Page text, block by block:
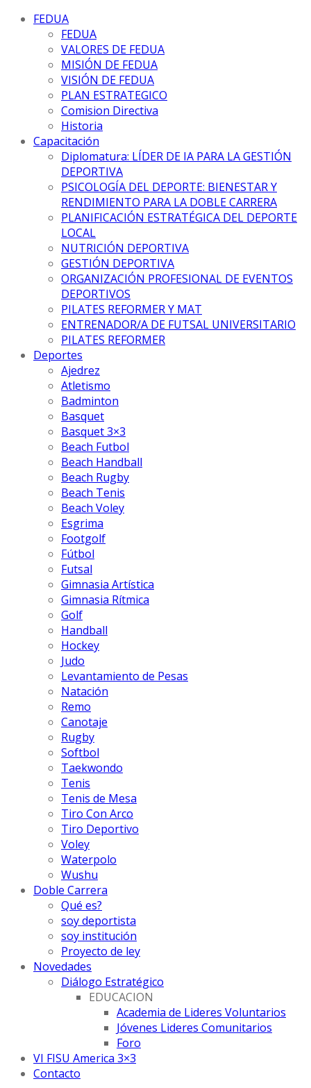
FEDUA
FEDUA
VALORES DE FEDUA
MISIÓN DE FEDUA
VISIÓN DE FEDUA
PLAN ESTRATEGICO
Comision Directiva
Historia
Capacitación
Diplomatura: LÍDER DE IA PARA LA GESTIÓN
DEPORTIVA
PSICOLOGÍA DEL DEPORTE: BIENESTAR Y
RENDIMIENTO PARA LA DOBLE CARRERA
PLANIFICACIÓN ESTRATÉGICA DEL DEPORTE
LOCAL
NUTRICIÓN DEPORTIVA
GESTIÓN DEPORTIVA
ORGANIZACIÓN PROFESIONAL DE EVENTOS
DEPORTIVOS
PILATES REFORMER Y MAT
ENTRENADOR/A DE FUTSAL UNIVERSITARIO
PILATES REFORMER
Deportes
Ajedrez
Atletismo
Badminton
Basquet
Basquet 3×3
Beach Futbol
Beach Handball
Beach Rugby
Beach Tenis
Beach Voley
Esgrima
Footgolf
Fútbol
Futsal
Gimnasia Artística
Gimnasia Rítmica
Golf
Handball
Hockey
Judo
Levantamiento de Pesas
Natación
Remo
Canotaje
Rugby
Softbol
Taekwondo
Tenis
Tenis de Mesa
Tiro Con Arco
Tiro Deportivo
Voley
Waterpolo
Wushu
Doble Carrera
Qué es?
soy deportista
soy institución
Proyecto de ley
Novedades
Diálogo Estratégico
EDUCACION
Academia de Lideres Voluntarios
Jóvenes Lideres Comunitarios
Foro
VI FISU America 3×3
Contacto